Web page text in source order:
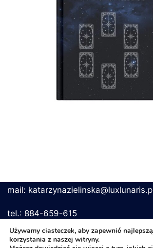
mail:
tel.: 884-659-615
Używamy ciasteczek, aby zapewnić
korzystania z naszej witryny.